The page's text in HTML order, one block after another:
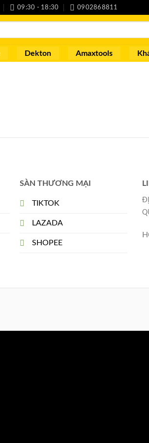
09:30 - 18:30 0902868811
Dekton Amaxtools
SÀN THƯƠNG MẠI
TIKTOK
LAZADA
SHOPEE